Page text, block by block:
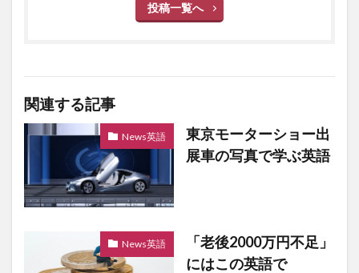
投稿一覧へ
関連する記事
News英語
東京モーターショー出
展車の写真で学ぶ英語
News英語
「老後2000万円不足」
にはこの英語で